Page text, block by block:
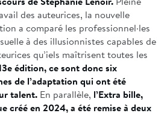
des auteurices, la nouvelle
a comparé les professionnel·les
à des illusionnistes capables de
qu’iels maîtrisent toutes les
édition, ce sont donc six
de l’adaptation qui ont été
talent. En parallèle, l’Extra bille,
créé en 2024, a été remise à deux